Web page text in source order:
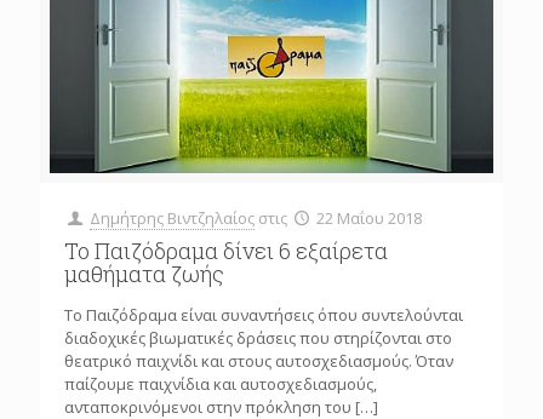
Δημήτρης Βιντζηλαίος στις 22 Μαΐου 2018
Το Παιζόδραμα δίνει 6 εξαίρετα
μαθήματα ζωής
Το Παιζόδραμα είναι συναντήσεις όπου συντελούνται
διαδοχικές βιωματικές δράσεις που στηρίζονται στο
θεατρικό παιχνίδι και στους αυτοσχεδιασμούς. Όταν
παίζουμε παιχνίδια και αυτοσχεδιασμούς,
ανταποκρινόμενοι στην πρόκληση του […]